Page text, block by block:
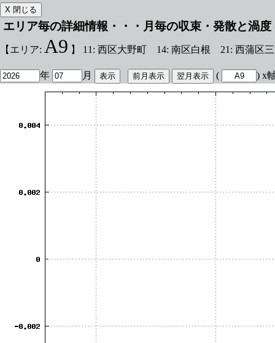
エリア毎の詳細情報・・・月毎の収束・発散と渦
【エリア: A9 】 11: 西区大野町 14: 南区白根 21: 西蒲区
年 月 ( ) x